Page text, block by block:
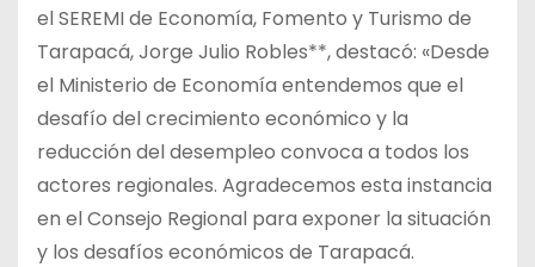
el SEREMI de Economía, Fomento y Turismo de
Tarapacá, Jorge Julio Robles**, destacó: «Desde
el Ministerio de Economía entendemos que el
desafío del crecimiento económico y la
reducción del desempleo convoca a todos los
actores regionales. Agradecemos esta instancia
en el Consejo Regional para exponer la situación
y los desafíos económicos de Tarapacá.